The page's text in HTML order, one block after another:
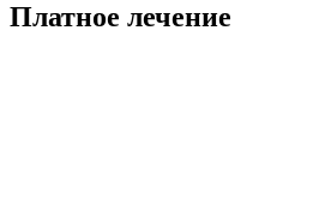
Платное лечение